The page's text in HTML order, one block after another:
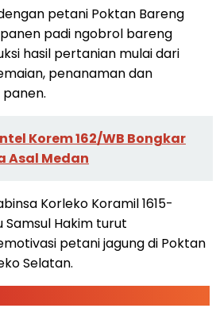
petani Poktan Bareng
padi ngobrol bareng
hasil pertanian mulai dari
penanaman dan
Korem 162/WB Bongkar
Asal Medan
Korleko Koramil 1615-
Samsul Hakim turut
petani jagung di Poktan
Selatan.